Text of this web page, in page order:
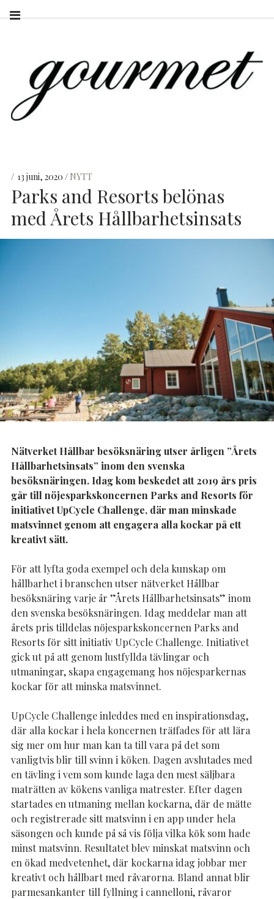
13 juni, 2020 NYTT
Parks and Resorts belönas
med Årets Hållbarhetsinsats
Nätverket Hållbar besöksnäring utser årligen ”Årets
Hållbarhetsinsats” inom den svenska
besöksnäringen. Idag kom beskedet att 2019 års pris
går till nöjesparkskoncernen Parks and Resorts för
initiativet UpCycle Challenge, där man minskade
matsvinnet genom att engagera alla kockar på ett
kreativt sätt.
För att lyfta goda exempel och dela kunskap om
hållbarhet i branschen utser nätverket Hållbar
besöksnäring varje år ”Årets Hållbarhetsinsats” inom
den svenska besöksnäringen. Idag meddelar man att
årets pris tilldelas nöjesparkskoncernen Parks and
Resorts för sitt initiativ UpCycle Challenge. Initiativet
gick ut på att genom lustfyllda tävlingar och
utmaningar, skapa engagemang hos nöjesparkernas
kockar för att minska matsvinnet.
UpCycle Challenge inleddes med en inspirationsdag,
där alla kockar i hela koncernen träffades för att lära
sig mer om hur man kan ta till vara på det som
vanligtvis blir till svinn i köken. Dagen avslutades med
en tävling i vem som kunde laga den mest säljbara
maträtten av kökens vanliga matrester. Efter dagen
startades en utmaning mellan kockarna, där de mätte
och registrerade sitt matsvinn i en app under hela
säsongen och kunde på så vis följa vilka kök som hade
minst matsvinn. Resultatet blev minskat matsvinn och
en ökad medvetenhet, där kockarna idag jobbar mer
kreativt och hållbart med råvarorna. Bland annat blir
parmesankanter till fyllning i cannelloni, råvaror